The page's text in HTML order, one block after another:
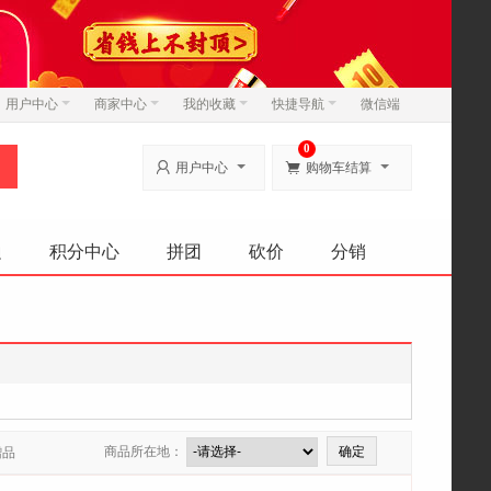
用户中心 商家中心 我的收藏 快捷导航 微信端
 用户中心  购物车结算
0
积分中心 拼团 砍价 分销
商品所在地：